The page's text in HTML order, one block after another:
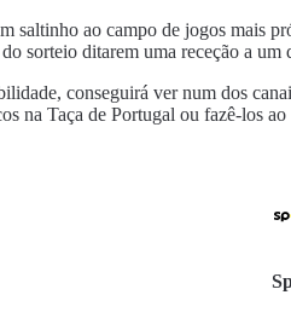
saltinho ao campo de jogos mais
sorteio ditarem uma receção a
conseguirá ver num dos
na Taça de Portugal ou fazê-los